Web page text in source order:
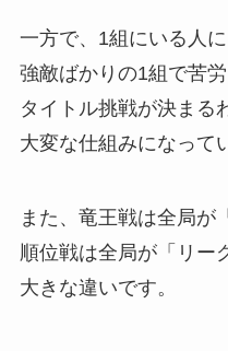
一方で、1組にいる人
強敵ばかりの1組で苦
タイトル挑戦が決まる
大変な仕組みになって
また、竜王戦は全局が
順位戦は全局が「リー
大きな違いです。